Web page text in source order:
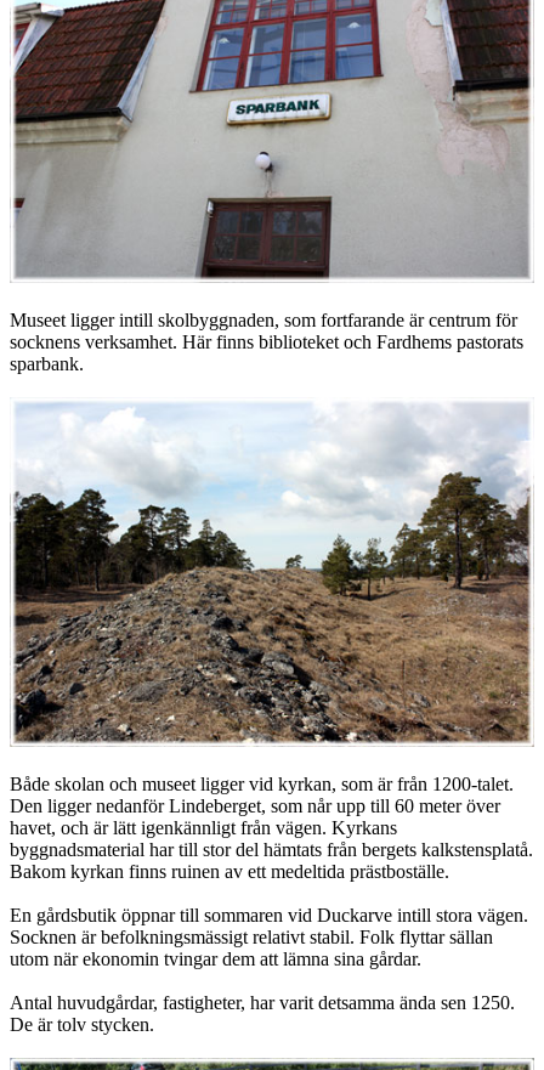
Museet ligger intill skolbyggnaden, som fortfarande är centrum för
socknens verksamhet. Här finns biblioteket och Fardhems pastorats
sparbank.
Både skolan och museet ligger vid kyrkan, som är från 1200-talet.
Den ligger nedanför Lindeberget, som når upp till 60 meter över
havet, och är lätt igenkännligt från vägen. Kyrkans
byggnadsmaterial har till stor del hämtats från bergets kalkstensplatå.
Bakom kyrkan finns ruinen av ett medeltida prästboställe.
En gårdsbutik öppnar till sommaren vid Duckarve intill stora vägen.
Socknen är befolkningsmässigt relativt stabil. Folk flyttar sällan
utom när ekonomin tvingar dem att lämna sina gårdar.
Antal huvudgårdar, fastigheter, har varit detsamma ända sen 1250.
De är tolv stycken.